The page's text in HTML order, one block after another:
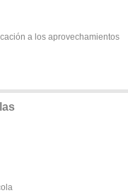
a los aprovechamientos